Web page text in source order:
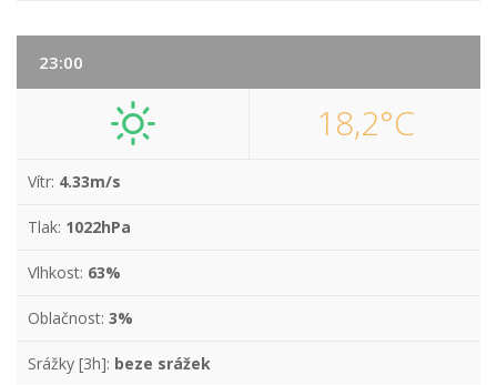
23:00
18,2°C
Vítr: 4.33m/s
Tlak: 1022hPa
Vlhkost: 63%
Oblačnost: 3%
Srážky [3h]: beze srážek